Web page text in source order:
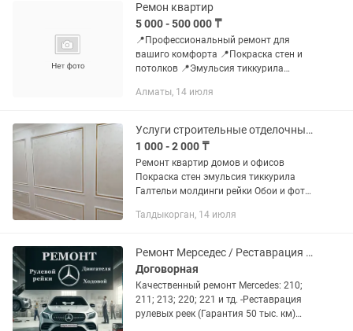
Ремон квартир
5 000 - 500 000 ₸
📍Профессиональный ремонт для
вашиго комфорта 📍Покраска стен и
потолков 📍Эмульсия тиккурила
панель 📍 Лузеры, гибкий мрамор,
под...
Алматы, 14 июля
Услуги строительные отделочные работы быстро качественно, надёжно
1 000 - 2 000 ₸
Ремонт квартир домов и офисов
Покраска стен эмульсия тиккурила
Галтельи молдинги рейки Обои и фото
срочные работы Работаю на качество
Талдыкорган, 14 июля
Ремонт Мерседес / Реставрация рулевой рейки / Ремонт ходовой, двигателя
Договорная
Качественный ремонт Mercedes: 210;
211; 213; 220; 221 и тд. -Реставрация
рулевых реек (Гарантия 50 тыс. км)